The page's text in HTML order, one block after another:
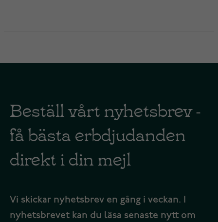
Beställ vårt nyhetsbrev -
få bästa erbdjudanden
direkt i din mejl
Vi skickar nyhetsbrev en gång i veckan. I
nyhetsbrevet kan du läsa senaste nytt om